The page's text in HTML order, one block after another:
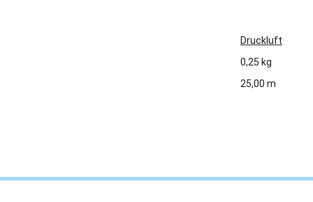
Druckluft
0,25 kg
25,00 m